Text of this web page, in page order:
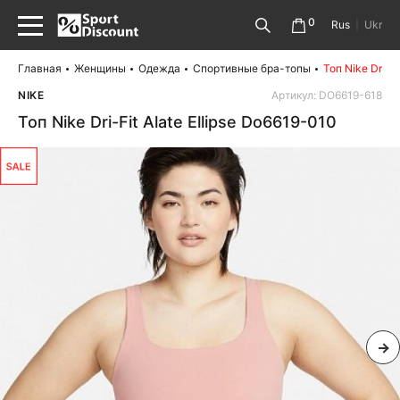
0 Rus Ukr
Главная Женщины Одежда Спортивные бра-топы
Топ Nike Dri-
NIKE
Артикул: DO6619-618
Топ Nike Dri-Fit Alate Ellipse Do6619-010